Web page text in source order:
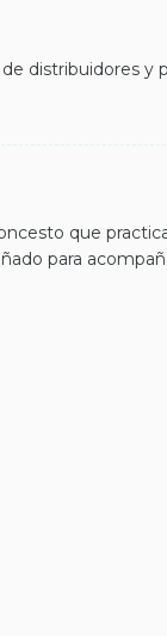
distribuidores y
que
para